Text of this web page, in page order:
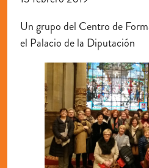
Un grupo del Centro de
el Palacio de la Diputación